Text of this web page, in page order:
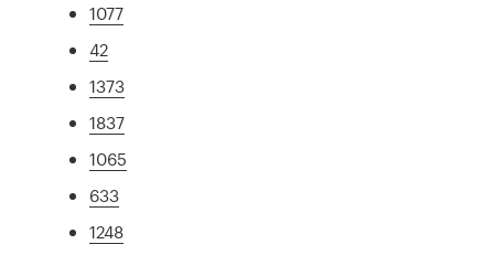
1077
42
1373
1837
1065
633
1248